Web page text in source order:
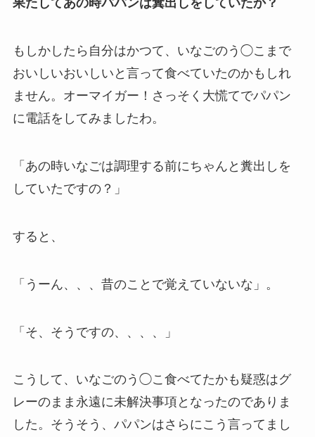
果たしてあの時パパンは糞出しをしていたか？
もしかしたら自分はかつて、いなごのう◯こまで
おいしいおいしいと言って食べていたのかもしれ
ません。オーマイガー！さっそく大慌てでパパン
に電話をしてみましたわ。
「あの時いなごは調理する前にちゃんと糞出しを
していたですの？」
すると、
「うーん、、、昔のことで覚えていないな」。
「そ、そうですの、、、、」
こうして、いなごのう◯こ食べてたかも疑惑はグ
レーのまま永遠に未解決事項となったのでありま
した。そうそう、パパンはさらにこう言ってまし